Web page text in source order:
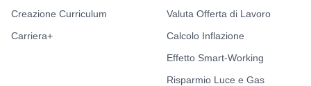
Creazione Curriculum
Carriera+
Valuta Offerta di Lavoro
Calcolo Inflazione
Effetto Smart-Working
Risparmio Luce e Gas